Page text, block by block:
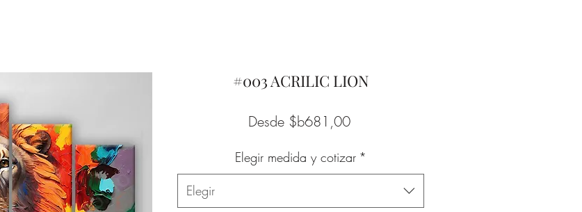
#003 ACRILIC LION
Desde $b681,00Precio
oferta
Elegir medida y cotizar *
Elegir